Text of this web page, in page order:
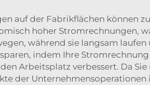
auf der Fabrikflächen können
hoher Stromrechnungen,
während sie langsam
indem Ihre
Arbeitsplatz verbessert. Da
der Unternehmensoperationen